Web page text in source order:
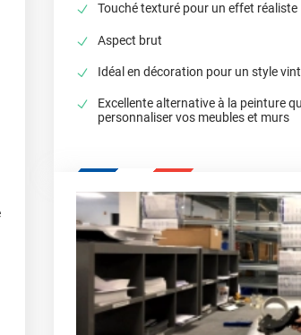
Touché texturé pour un effet réaliste
Aspect brut
Idéal en décoration pour un style
Excellente alternative à la peinture
personnaliser vos meubles et murs